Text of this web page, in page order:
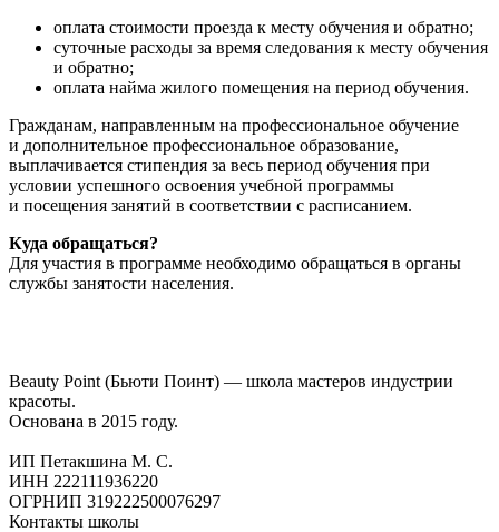
оплата стоимости проезда к месту обучения и обратно;
суточные расходы за время следования к месту обучения
и обратно;
оплата найма жилого помещения на период обучения.
Гражданам, направленным на профессиональное обучение
и дополнительное профессиональное образование,
выплачивается стипендия за весь период обучения при
условии успешного освоения учебной программы
и посещения занятий в соответствии с расписанием.
Куда обращаться?
Для участия в программе необходимо обращаться в органы
службы занятости населения.
Beauty Point (Бьюти Поинт) — школа мастеров индустрии
красоты.
Основана в 2015 году.
ИП Петакшина М. С.
ИНН 222111936220
ОГРНИП 319222500076297
Контакты школы